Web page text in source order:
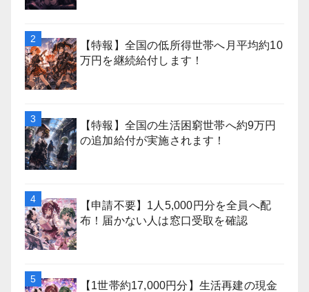
【特報】全国の低所得世帯へ月平均約10
万円を継続給付します！
【特報】全国の生活困窮世帯へ約9万円
の追加給付が実施されます！
【申請不要】1人5,000円分を全員へ配
布！届かない人は窓口受取を確認
【1世帯約17,000円分】生活再建の現金